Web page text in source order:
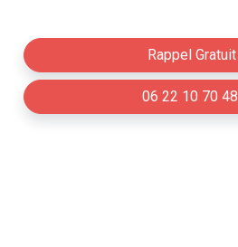
Rappel Gratuit
06 22 10 70 48